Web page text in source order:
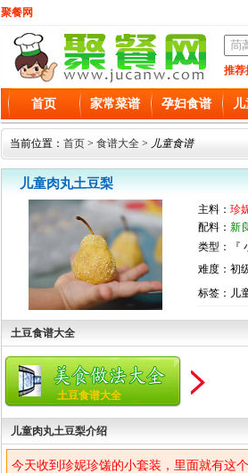
聚餐网
推荐
首页 家常菜谱 孕妇食谱
当前位置： 首页 > 食谱大全 > 儿童食谱
儿童肉丸土豆梨
主料： 珍
配料： 新
类型：『
难度：初
标签：儿
土豆食谱大全
土豆食谱大全
儿童肉丸土豆梨介绍
今天收到珍妮珍馐的小套装，里面就有这